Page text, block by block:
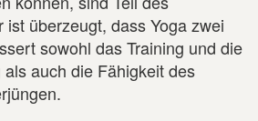
ist überzeugt, dass Yoga zwei
sowohl das Training und die
auch die Fähigkeit des